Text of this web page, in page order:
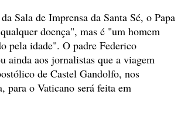
Sala de Imprensa da Santa Sé, o Papa
doença", mas é "um homem
pela idade". O padre Federico
ainda aos jornalistas que a viagem
de Castel Gandolfo, nos
para o Vaticano será feita em